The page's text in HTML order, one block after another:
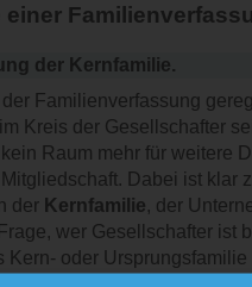
einer
der Kernfamilie.
Familienverfassung
Kreis der Gesellschafter
Raum mehr für weitere
Dabei ist klar
der Kernfamilie, der
wer Gesellschafter ist
Kern- oder